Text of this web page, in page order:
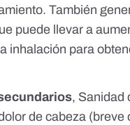
También
puede llevar a
inhalación para
, Sanidad
de cabeza (breve